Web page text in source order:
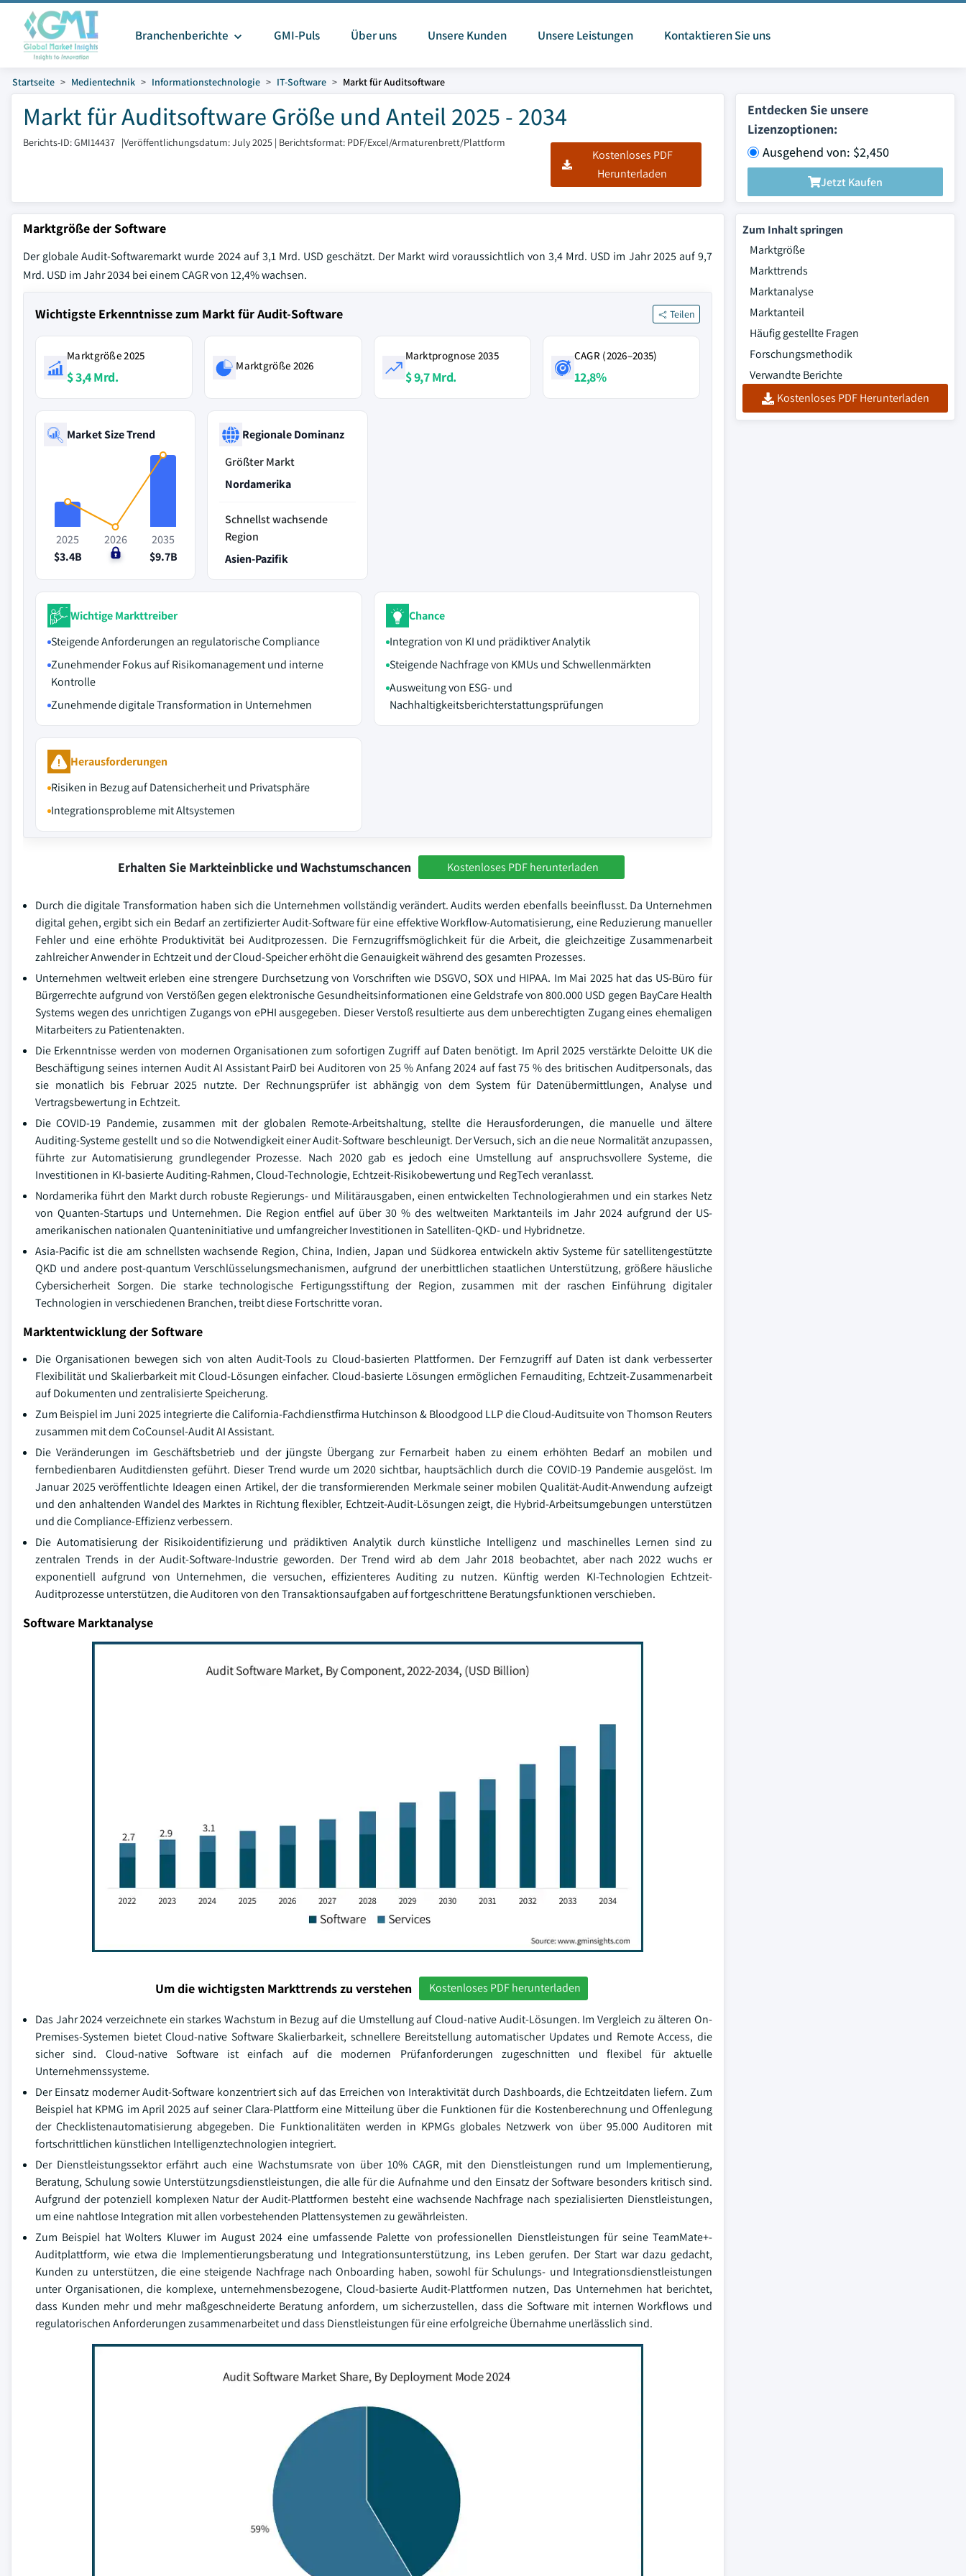
Branchenberichte GMI-Puls Über uns Unsere Kunden Unsere Leistungen Kontaktieren Sie uns
Startseite Medientechnik Informationstechnologie IT-Software Markt für Auditsoftware
Markt für Auditsoftware Größe und Anteil 2025 - 2034
Berichts-ID: GMI14437 |Veröffentlichungsdatum: July 2025 | Berichtsformat: PDF/Excel/Armaturenbrett/Plattform
Kostenloses PDF
Herunterladen
Entdecken Sie unsere
Lizenzoptionen:
Ausgehend von: $2,450
Jetzt Kaufen
Marktgröße der Software
Der globale Audit-Softwaremarkt wurde 2024 auf 3,1 Mrd. USD geschätzt. Der Markt wird voraussichtlich von 3,4 Mrd. USD im Jahr 2025 auf 9,7
Mrd. USD im Jahr 2034 bei einem CAGR von 12,4% wachsen.
Wichtigste Erkenntnisse zum Markt für Audit-Software Teilen
Marktgröße 2025
$ 3,4 Mrd.
Marktgröße 2026
Marktprognose 2035
$ 9,7 Mrd.
CAGR (2026–2035)
12,8%
Market Size Trend
2025
$3.4B
2026
$0
2035
$9.7B
Regionale Dominanz
Größter Markt
Nordamerika
Schnellst wachsende
Region
Asien-Pazifik
Wichtige Markttreiber
Steigende Anforderungen an regulatorische Compliance
Zunehmender Fokus auf Risikomanagement und interne
Kontrolle
Zunehmende digitale Transformation in Unternehmen
Chance
Integration von KI und prädiktiver Analytik
Steigende Nachfrage von KMUs und Schwellenmärkten
Ausweitung von ESG- und
Nachhaltigkeitsberichterstattungsprüfungen
Herausforderungen
Risiken in Bezug auf Datensicherheit und Privatsphäre
Integrationsprobleme mit Altsystemen
Erhalten Sie Markteinblicke und Wachstumschancen Kostenloses PDF herunterladen
Durch die digitale Transformation haben sich die Unternehmen vollständig verändert. Audits werden ebenfalls beeinflusst. Da Unternehmen
digital gehen, ergibt sich ein Bedarf an zertifizierter Audit-Software für eine effektive Workflow-Automatisierung, eine Reduzierung manueller
Fehler und eine erhöhte Produktivität bei Auditprozessen. Die Fernzugriffsmöglichkeit für die Arbeit, die gleichzeitige Zusammenarbeit
zahlreicher Anwender in Echtzeit und der Cloud-Speicher erhöht die Genauigkeit während des gesamten Prozesses.
Unternehmen weltweit erleben eine strengere Durchsetzung von Vorschriften wie DSGVO, SOX und HIPAA. Im Mai 2025 hat das US-Büro für
Bürgerrechte aufgrund von Verstößen gegen elektronische Gesundheitsinformationen eine Geldstrafe von 800.000 USD gegen BayCare Health
Systems wegen des unrichtigen Zugangs von ePHI ausgegeben. Dieser Verstoß resultierte aus dem unberechtigten Zugang eines ehemaligen
Mitarbeiters zu Patientenakten.
Die Erkenntnisse werden von modernen Organisationen zum sofortigen Zugriff auf Daten benötigt. Im April 2025 verstärkte Deloitte UK die
Beschäftigung seines internen Audit AI Assistant PairD bei Auditoren von 25 % Anfang 2024 auf fast 75 % des britischen Auditpersonals, das
sie monatlich bis Februar 2025 nutzte. Der Rechnungsprüfer ist abhängig von dem System für Datenübermittlungen, Analyse und
Vertragsbewertung in Echtzeit.
Die COVID-19 Pandemie, zusammen mit der globalen Remote-Arbeitshaltung, stellte die Herausforderungen, die manuelle und ältere
Auditing-Systeme gestellt und so die Notwendigkeit einer Audit-Software beschleunigt. Der Versuch, sich an die neue Normalität anzupassen,
führte zur Automatisierung grundlegender Prozesse. Nach 2020 gab es jedoch eine Umstellung auf anspruchsvollere Systeme, die
Investitionen in KI-basierte Auditing-Rahmen, Cloud-Technologie, Echtzeit-Risikobewertung und RegTech veranlasst.
Nordamerika führt den Markt durch robuste Regierungs- und Militärausgaben, einen entwickelten Technologierahmen und ein starkes Netz
von Quanten-Startups und Unternehmen. Die Region entfiel auf über 30 % des weltweiten Marktanteils im Jahr 2024 aufgrund der US-
amerikanischen nationalen Quanteninitiative und umfangreicher Investitionen in Satelliten-QKD- und Hybridnetze.
Asia-Pacific ist die am schnellsten wachsende Region, China, Indien, Japan und Südkorea entwickeln aktiv Systeme für satellitengestützte
QKD und andere post-quantum Verschlüsselungsmechanismen, aufgrund der unerbittlichen staatlichen Unterstützung, größere häusliche
Cybersicherheit Sorgen. Die starke technologische Fertigungsstiftung der Region, zusammen mit der raschen Einführung digitaler
Technologien in verschiedenen Branchen, treibt diese Fortschritte voran.
Marktentwicklung der Software
Die Organisationen bewegen sich von alten Audit-Tools zu Cloud-basierten Plattformen. Der Fernzugriff auf Daten ist dank verbesserter
Flexibilität und Skalierbarkeit mit Cloud-Lösungen einfacher. Cloud-basierte Lösungen ermöglichen Fernauditing, Echtzeit-Zusammenarbeit
auf Dokumenten und zentralisierte Speicherung.
Zum Beispiel im Juni 2025 integrierte die California-Fachdienstfirma Hutchinson & Bloodgood LLP die Cloud-Auditsuite von Thomson Reuters
zusammen mit dem CoCounsel-Audit AI Assistant.
Die Veränderungen im Geschäftsbetrieb und der jüngste Übergang zur Fernarbeit haben zu einem erhöhten Bedarf an mobilen und
fernbedienbaren Auditdiensten geführt. Dieser Trend wurde um 2020 sichtbar, hauptsächlich durch die COVID-19 Pandemie ausgelöst. Im
Januar 2025 veröffentlichte Ideagen einen Artikel, der die transformierenden Merkmale seiner mobilen Qualität-Audit-Anwendung aufzeigt
und den anhaltenden Wandel des Marktes in Richtung flexibler, Echtzeit-Audit-Lösungen zeigt, die Hybrid-Arbeitsumgebungen unterstützen
und die Compliance-Effizienz verbessern.
Die Automatisierung der Risikoidentifizierung und prädiktiven Analytik durch künstliche Intelligenz und maschinelles Lernen sind zu
zentralen Trends in der Audit-Software-Industrie geworden. Der Trend wird ab dem Jahr 2018 beobachtet, aber nach 2022 wuchs er
exponentiell aufgrund von Unternehmen, die versuchen, effizienteres Auditing zu nutzen. Künftig werden KI-Technologien Echtzeit-
Auditprozesse unterstützen, die Auditoren von den Transaktionsaufgaben auf fortgeschrittene Beratungsfunktionen verschieben.
Software Marktanalyse
Um die wichtigsten Markttrends zu verstehen Kostenloses PDF herunterladen
Das Jahr 2024 verzeichnete ein starkes Wachstum in Bezug auf die Umstellung auf Cloud-native Audit-Lösungen. Im Vergleich zu älteren On-
Premises-Systemen bietet Cloud-native Software Skalierbarkeit, schnellere Bereitstellung automatischer Updates und Remote Access, die
sicher sind. Cloud-native Software ist einfach auf die modernen Prüfanforderungen zugeschnitten und flexibel für aktuelle
Unternehmenssysteme.
Der Einsatz moderner Audit-Software konzentriert sich auf das Erreichen von Interaktivität durch Dashboards, die Echtzeitdaten liefern. Zum
Beispiel hat KPMG im April 2025 auf seiner Clara-Plattform eine Mitteilung über die Funktionen für die Kostenberechnung und Offenlegung
der Checklistenautomatisierung abgegeben. Die Funktionalitäten werden in KPMGs globales Netzwerk von über 95.000 Auditoren mit
fortschrittlichen künstlichen Intelligenztechnologien integriert.
Der Dienstleistungssektor erfährt auch eine Wachstumsrate von über 10% CAGR, mit den Dienstleistungen rund um Implementierung,
Beratung, Schulung sowie Unterstützungsdienstleistungen, die alle für die Aufnahme und den Einsatz der Software besonders kritisch sind.
Aufgrund der potenziell komplexen Natur der Audit-Plattformen besteht eine wachsende Nachfrage nach spezialisierten Dienstleistungen,
um eine nahtlose Integration mit allen vorbestehenden Plattensystemen zu gewährleisten.
Zum Beispiel hat Wolters Kluwer im August 2024 eine umfassende Palette von professionellen Dienstleistungen für seine TeamMate+-
Auditplattform, wie etwa die Implementierungsberatung und Integrationsunterstützung, ins Leben gerufen. Der Start war dazu gedacht,
Kunden zu unterstützen, die eine steigende Nachfrage nach Onboarding haben, sowohl für Schulungs- und Integrationsdienstleistungen
unter Organisationen, die komplexe, unternehmensbezogene, Cloud-basierte Audit-Plattformen nutzen, Das Unternehmen hat berichtet,
dass Kunden mehr und mehr maßgeschneiderte Beratung anfordern, um sicherzustellen, dass die Software mit internen Workflows und
regulatorischen Anforderungen zusammenarbeitet und dass Dienstleistungen für eine erfolgreiche Übernahme unerlässlich sind.
Zum Inhalt springen
Marktgröße
Markttrends
Marktanalyse
Marktanteil
Häufig gestellte Fragen
Forschungsmethodik
Verwandte Berichte
Kostenloses PDF Herunterladen